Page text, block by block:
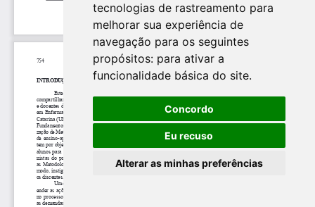
tecnologias de rastreamento para
melhorar sua experiência de
navegação para os seguintes
propósitos: para ativar a
funcionalidade básica do site.
Concordo
Eu recuso
Alterar as minhas preferências